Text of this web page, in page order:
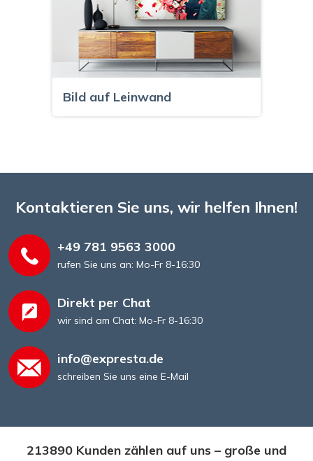
Bild auf Leinwand
Kontaktieren Sie uns, wir helfen Ihnen!
+49 781 9563 3000
rufen Sie uns an: Mo-Fr 8-16:30
Direkt per Chat
wir sind am Chat: Mo-Fr 8-16:30
info@expresta.de
schreiben Sie uns eine E-Mail
213890 Kunden zählen auf uns – große und